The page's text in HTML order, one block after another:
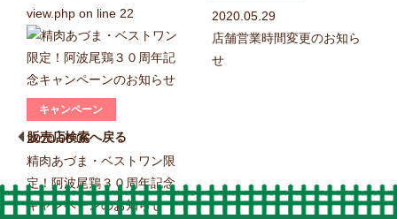
view.phpon line 22
2020.06.06
精肉あづま・ベストワン限
定！阿波尾鶏３０周年記念
キャンペーンのお知らせ
2020.05.29
店舗営業時間変更のお知ら
せ
販売店検索へ戻る